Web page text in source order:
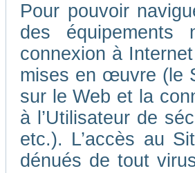
Pour pouvoir
des équipements
connexion à
mises en œuvre (le
sur le Web et la
à l’Utilisateur de
etc.). L’accès au
dénués de tout